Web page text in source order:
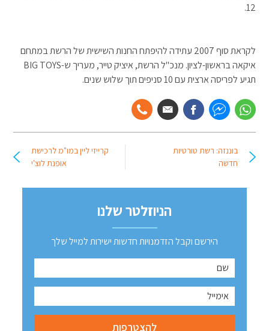
12.
לקראת סוף 2007 עתידה להיפתח החנות השישית של הרשת במתחם
איקאה בראשון-לציון. מנכ"ל הרשת, איציק טייר, מעריך ש-BIG TOYS
תגיע לפריסה ארצית עם 10 סניפים תוך שלוש שנים.
בוננזה: רשת טורטיות
חדשה
קרייזי ליין במו"מ לרכישת
אופנת לוצ'י
הניוזלטר שלנו
הירשם וקבל הזדמנויות חדשות ישירות למייל שלך